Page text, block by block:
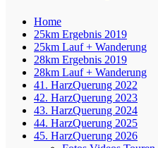
Home
25km Ergebnis 2019
25km Lauf + Wanderung
28km Ergebnis 2019
28km Lauf + Wanderung
41. HarzQuerung 2022
42. HarzQuerung 2023
43. HarzQuerung 2024
44. HarzQuerung 2025
45. HarzQuerung 2026